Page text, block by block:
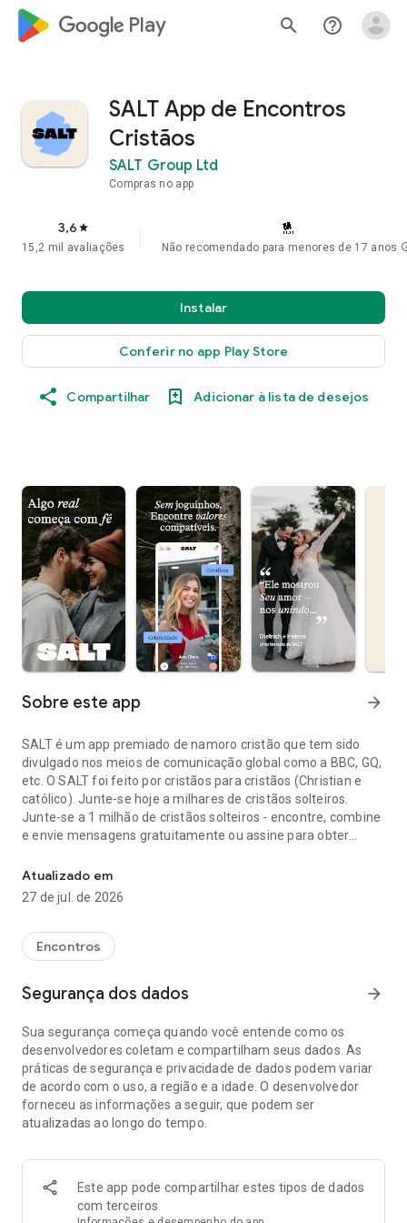
google_logo Play search help_outline
SALT App de Encontros
Cristãos
SALT Group Ltd
Compras no app
3,6 star
15,2 mil avaliações Não recomendado para menores de 17 anos
Instalar
Conferir no app Play Store
Compartilhar Adicionar à lista de desejos
Sobre este app arrow_forward
SALT é um app premiado de namoro cristão que tem sido
divulgado nos meios de comunicação global como a BBC, GQ,
etc. O SALT foi feito por cristãos para cristãos (Christian e
católico). Junte-se hoje a milhares de cristãos solteiros.
Junte-se a 1 milhão de cristãos solteiros - encontre, combine
e envie mensagens gratuitamente ou assine para obter
1. Cadastre-se facilmente usando Facebook ou e-mail
2. Fale sobre você adicionando fotos e respondendo a
3. Defina suas preferências quanto à idade e distância
4. Descubra outros cristãos incríveis. Clique no coração para
5. Se ambos curtirem um ao outro, é um match!
7. Opção de assinatura Premium para obter recursos
adicionais
Baixe o app SALT e encontre cristãos ainda hoje. O SALT
permite que os cristãos solteiros se encontrem, namorem e
mantenham o foco no Altíssimo, em Jesus.
Para se juntar ao SALT, os católicos e cristãos solteiros da
região se cadastram através do Facebook ou e-mail e
preenchem um perfil. Ao permitir que os usuários descrevam
sua fé, damos aos cristãos solteiros uma opção mais
Atualizado em
27 de jul. de 2026
Encontros
Segurança dos dados arrow_forward
Sua segurança começa quando você entende como os
desenvolvedores coletam e compartilham seus dados. As
práticas de segurança e privacidade de dados podem variar
de acordo com o uso, a região e a idade. O desenvolvedor
forneceu as informações a seguir, que podem ser
atualizadas ao longo do tempo.
Este app pode compartilhar estes tipos de dados
com terceiros